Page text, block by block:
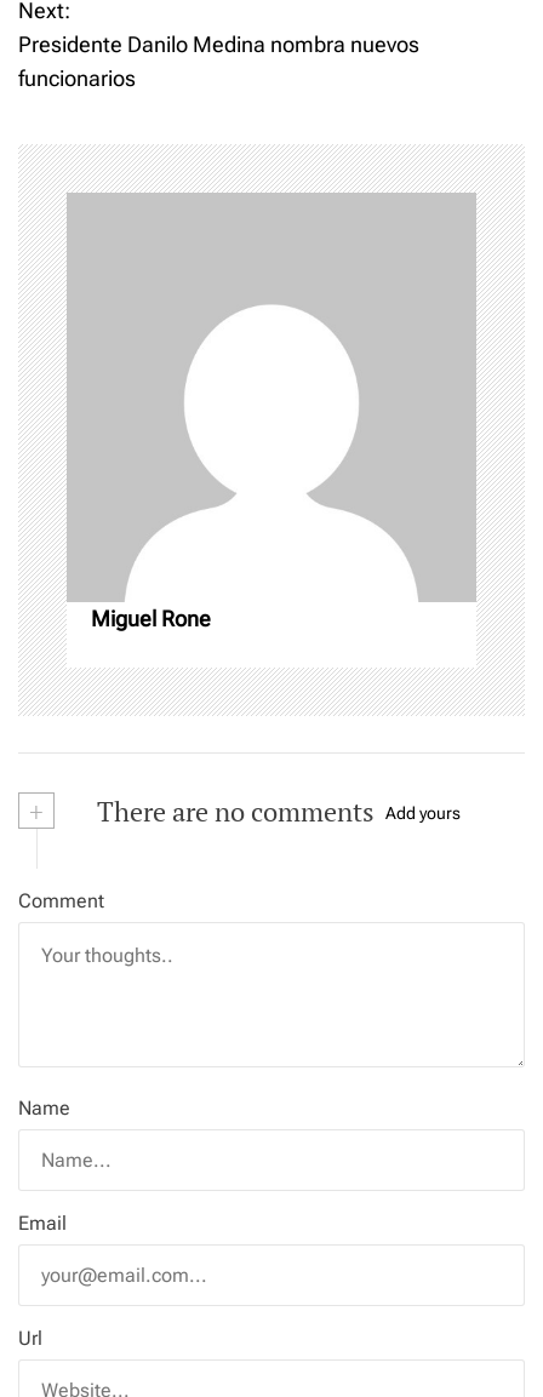
s
n
a
v
i
g
a
t
i
o
n
Next:
Presidente Danilo Medina nombra nuevos
funcionarios
Miguel Rone
+ There are no comments Add yours
Comment
Name
Email
Url